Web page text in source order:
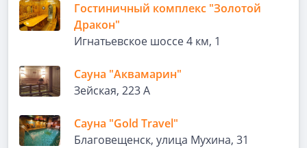
Гостиничный комплекс "Золотой
Дракон"
Игнатьевское шоссе 4 км, 1
Сауна "Аквамарин"
Зейская, 223 А
Сауна "Gold Travel"
Благовещенск, улица Мухина, 31